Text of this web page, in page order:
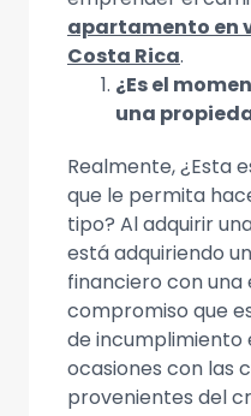
apartamento en
Costa Rica.
¿Es el
una
Realmente, ¿Esta
que le permita
tipo? Al adquirir
está adquiriendo
financiero con
compromiso que
de incumplimiento
ocasiones con las
provenientes del